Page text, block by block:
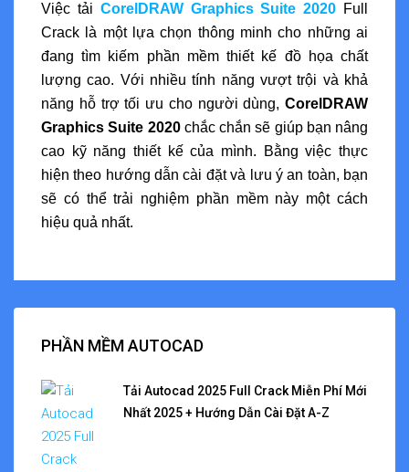
Việc tải CorelDRAW Graphics Suite 2020 Full
Crack là một lựa chọn thông minh cho những ai
đang tìm kiếm phần mềm thiết kế đồ họa chất
lượng cao. Với nhiều tính năng vượt trội và khả
năng hỗ trợ tối ưu cho người dùng, CorelDRAW
Graphics Suite 2020chắc chắn sẽ giúp bạn nâng
cao kỹ năng thiết kế của mình. Bằng việc thực
hiện theo hướng dẫn cài đặt và lưu ý an toàn, bạn
sẽ có thể trải nghiệm phần mềm này một cách
hiệu quả nhất.
PHẦN MỀM AUTOCAD
Tải Autocad 2025 Full Crack Miễn Phí Mới
Nhất 2025 + Hướng Dẫn Cài Đặt A-Z